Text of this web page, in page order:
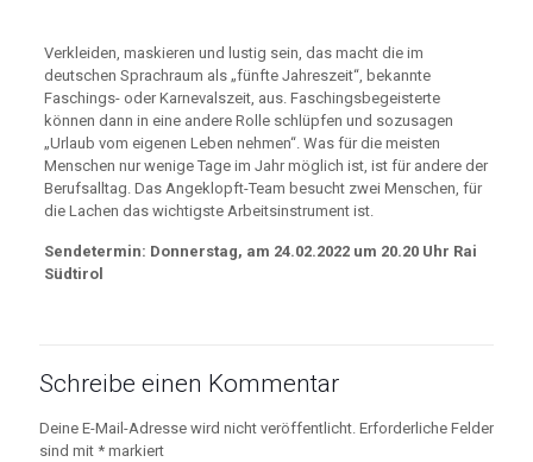
Verkleiden, maskieren und lustig sein, das macht die im
deutschen Sprachraum als „fünfte Jahreszeit“, bekannte
Faschings- oder Karnevalszeit, aus. Faschingsbegeisterte
können dann in eine andere Rolle schlüpfen und sozusagen
„Urlaub vom eigenen Leben nehmen“. Was für die meisten
Menschen nur wenige Tage im Jahr möglich ist, ist für andere der
Berufsalltag. Das Angeklopft-Team besucht zwei Menschen, für
die Lachen das wichtigste Arbeitsinstrument ist.
Sendetermin: Donnerstag, am 24.02.2022 um 20.20 Uhr Rai
Südtirol
Schreibe einen Kommentar
Deine E-Mail-Adresse wird nicht veröffentlicht. Erforderliche Felder
sind mit * markiert